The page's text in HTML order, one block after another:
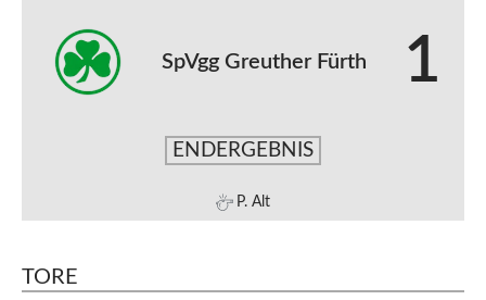
SpVgg Greuther Fürth 1
ENDERGEBNIS
P. Alt
TORE